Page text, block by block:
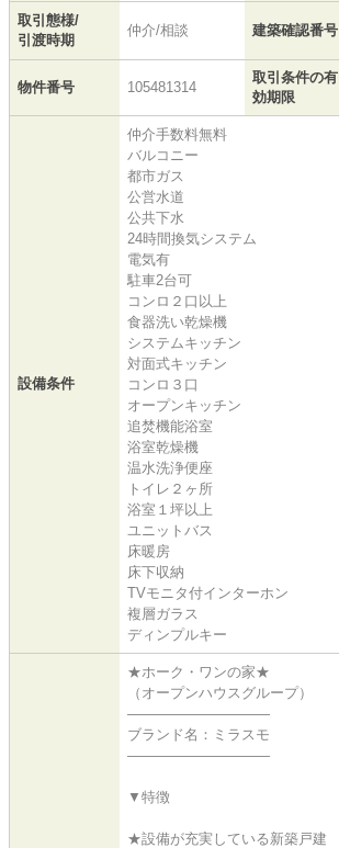
取引態様/
引渡時期
仲介/相談 建築確認番号
物件番号 105481314
取引条件の有
効期限
設備条件
仲介手数料無料
バルコニー
都市ガス
公営水道
公共下水
24時間換気システム
電気有
駐車2台可
コンロ２口以上
食器洗い乾燥機
システムキッチン
対面式キッチン
コンロ３口
オープンキッチン
追焚機能浴室
浴室乾燥機
温水洗浄便座
トイレ２ヶ所
浴室１坪以上
ユニットバス
床暖房
床下収納
TVモニタ付インターホン
複層ガラス
ディンプルキー
★ホーク・ワンの家★
（オープンハウスグループ）
――――――――――
ブランド名：ミラスモ
――――――――――
▼特徴
★設備が充実している新築戸建